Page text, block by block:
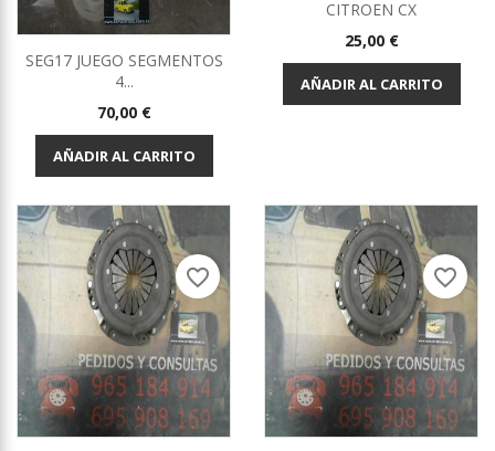
SEG17 JUEGO SEGMENTOS
4...
Precio
70,00 €
AÑADIR AL CARRITO
CITROEN CX
Precio
25,00 €
AÑADIR AL CARRITO
favorite_border favorite_border